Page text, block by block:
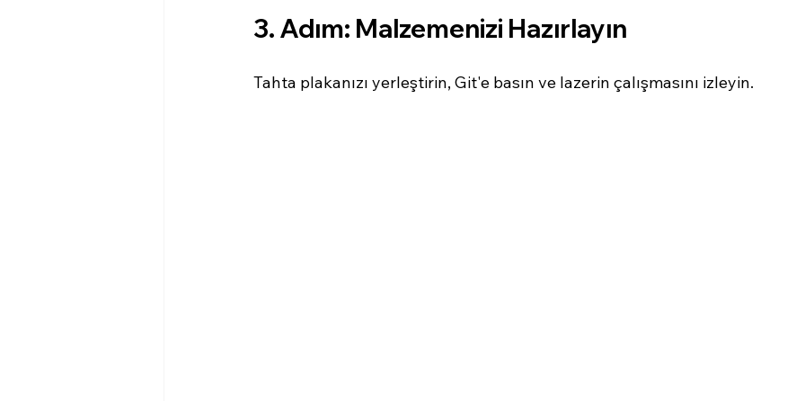
3. Adım: Malzemenizi Hazırlayın
Tahta plakanızı yerleştirin, Git'e basın ve lazerin çalışmasını izleyin.